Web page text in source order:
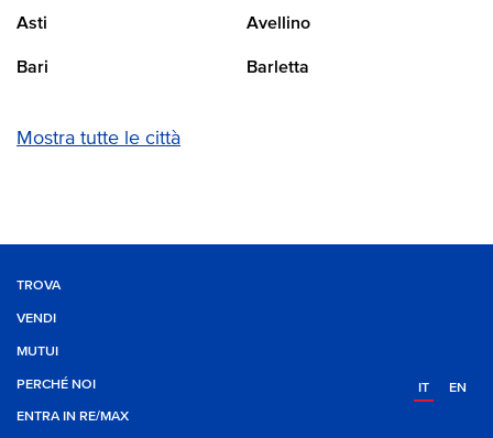
Asti Avellino
Bari Barletta
Mostra tutte le città
TROVA
VENDI
MUTUI
PERCHÉ NOI
ENTRA IN RE/MAX
IT EN